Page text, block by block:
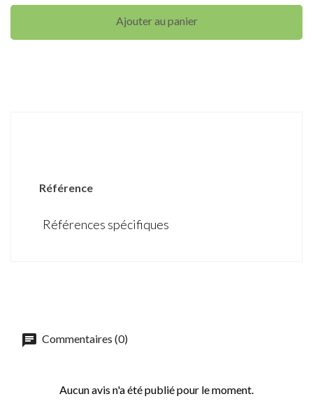
Ajouter au panier
Référence
Références spécifiques
Commentaires (0)
Aucun avis n'a été publié pour le moment.